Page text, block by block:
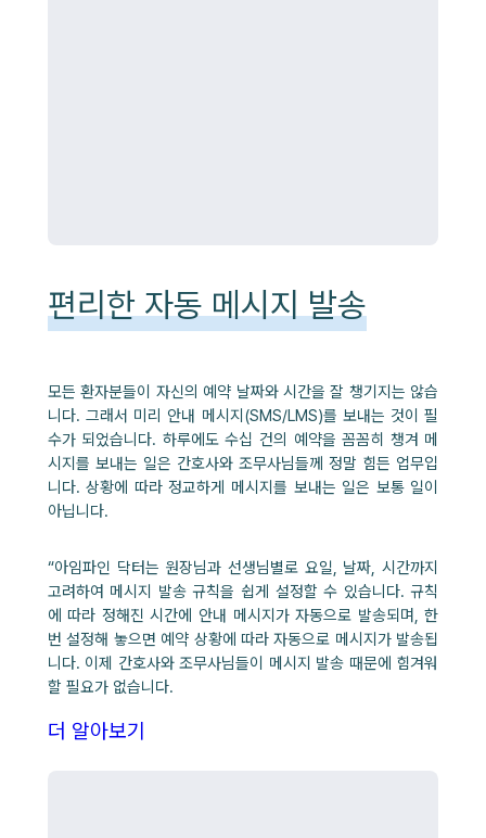
편리한 자동 메시지 발송
모든 환자분들이 자신의 예약 날짜와 시간을 잘 챙기지는 않습
니다. 그래서 미리 안내 메시지(SMS/LMS)를 보내는 것이 필
수가 되었습니다. 하루에도 수십 건의 예약을 꼼꼼히 챙겨 메
시지를 보내는 일은 간호사와 조무사님들께 정말 힘든 업무입
니다. 상황에 따라 정교하게 메시지를 보내는 일은 보통 일이
아닙니다.
“아임파인 닥터는 원장님과 선생님별로 요일, 날짜, 시간까지
고려하여 메시지 발송 규칙을 쉽게 설정할 수 있습니다. 규칙
에 따라 정해진 시간에 안내 메시지가 자동으로 발송되며, 한
번 설정해 놓으면 예약 상황에 따라 자동으로 메시지가 발송됩
니다. 이제 간호사와 조무사님들이 메시지 발송 때문에 힘겨워
할 필요가 없습니다.
더 알아보기